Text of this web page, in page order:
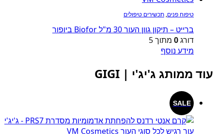
טיפוח פנים, תכשירים טיפולים
ברייט – תיקון גוון העור 30 מ"ל Biofor ביופור
דורג0 מתוך 5
מידע נוסף
עוד ממותג ג'יג'י | GIGI
SALE